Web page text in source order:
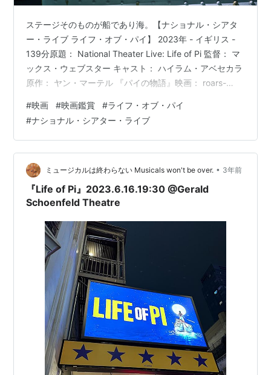
ステージそのものが船であり海。【ナショナル・シアタ
ー・ライブ ライフ・オブ・パイ】 2023年 - イギリス -
139分原題： National Theater Live: Life of Pi 監督： マ
ックス・ウェブスター キャスト： ハイラム・アベセカラ
原作： ヤン・マーテル 『パイの物語』映画： roars-
家に育った息子のパイ。国内の情勢不安から移住を決め
た父に従い、パイの家族と動物を乗せた日本の船はカナ
ダに向けて出港するが、嵐に見舞われた船は沈没してし
まう。 事故原因の聞き取りをするため、唯一の生き残り
である…
#映画 #映画鑑賞 #ライフ・オブ・パイ
#ナショナル・シアター・ライブ
ミュージカルは終わらない Musicals won't be over. • 3年前
『Life of Pi』2023.6.16.19:30 @Gerald
Schoenfeld Theatre